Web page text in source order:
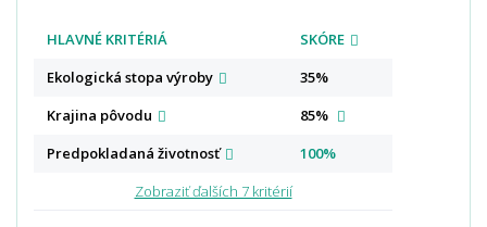
HLAVNÉ KRITÉRIÁ
SKÓRE
Ekologická stopa výroby
35%
Krajina pôvodu
85%
Predpokladaná životnosť
100%
Zobraziť ďalších 7 kritérií